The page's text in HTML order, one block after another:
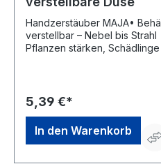
Handzerstäuber MAJA• Behälter:
verstellbar – Nebel bis Strahl • Zum Befeuchten, Kühlen,
Pflanzen stärken,
info@mesto.de
5,39 €*
In den Warenkorb